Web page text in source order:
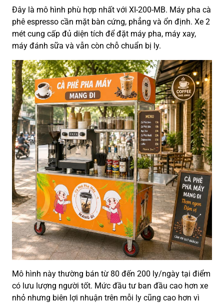
Đây là mô hình phù hợp nhất với XI-200-MB. Máy pha cà
phê espresso cần mặt bàn cứng, phẳng và ổn định. Xe 2
mét cung cấp đủ diện tích để đặt máy pha, máy xay,
máy đánh sữa và vẫn còn chỗ chuẩn bị ly.
Mô hình này thường bán từ 80 đến 200 ly/ngày tại điểm
có lưu lượng người tốt. Mức đầu tư ban đầu cao hơn xe
nhỏ nhưng biên lợi nhuận trên mỗi ly cũng cao hơn vì